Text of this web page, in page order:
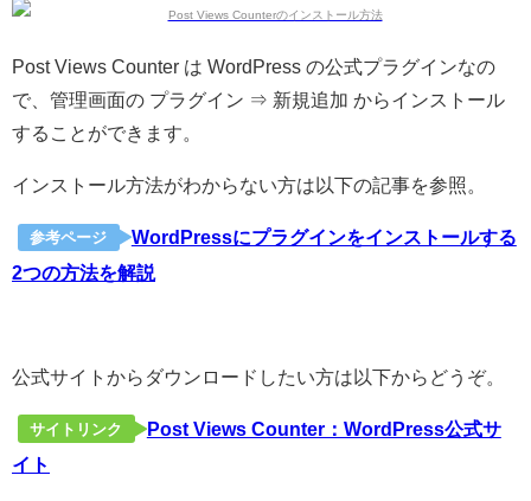
Post Views Counter は WordPress の公式プラグインなの
で、管理画面の プラグイン ⇒ 新規追加 からインストール
することができます。
インストール方法がわからない方は以下の記事を参照。
参考ページ
WordPressにプラグインをインストールする
2つの方法を解説
公式サイトからダウンロードしたい方は以下からどうぞ。
サイトリンク
Post Views Counter：WordPress公式サ
イト